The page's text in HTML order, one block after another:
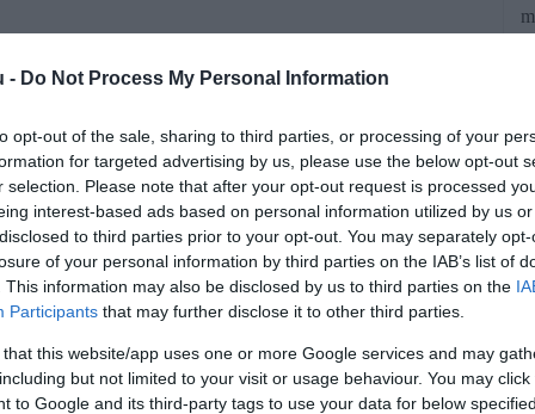
- Do Not Process My Personal Information
opt-out of the sale, sharing to third parties, or processing of your
for targeted advertising by us, please use the below opt-out
selection. Please note that after your opt-out request is processed
interest-based ads based on personal information utilized by us
to third parties prior to your opt-out. You may separately
of your personal information by third parties on the IAB’s list of
This information may also be disclosed by us to third parties on the
Participants that may further disclose it to other third parties.
that this website/app uses one or more Google services and may
but not limited to your visit or usage behaviour. You may
to Google and its third-party tags to use your data for below
zárták az idei
a hanyatlás. Az elmúlt 10
most az import is hatszorosa az